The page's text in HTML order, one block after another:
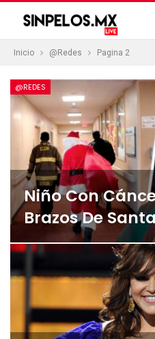
Inicio @Redes Pagina 2
@REDES
Niño Con
Brazos De